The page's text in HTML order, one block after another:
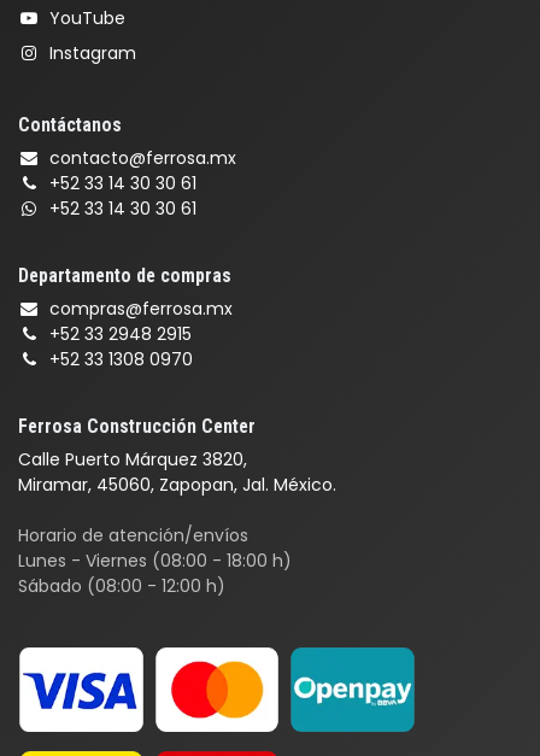
Ferrosa Construcción Center
Calle Puerto Márquez 3820,
Miramar, 45060, Zapopan, Jal. México.
Horario de atención/envíos
Lunes - Viernes (08:00 - 18:00 h)
Sábado (08:00 - 12:00 h)
YouTube
Instagram
Contáctanos
contacto@ferrosa.mx
+52 33 14 30 30 61
+52 33 14 30 30 61
Departamento de compras
compras@ferrosa.mx
+52 33 2948 2915
+52 33 1308 0970